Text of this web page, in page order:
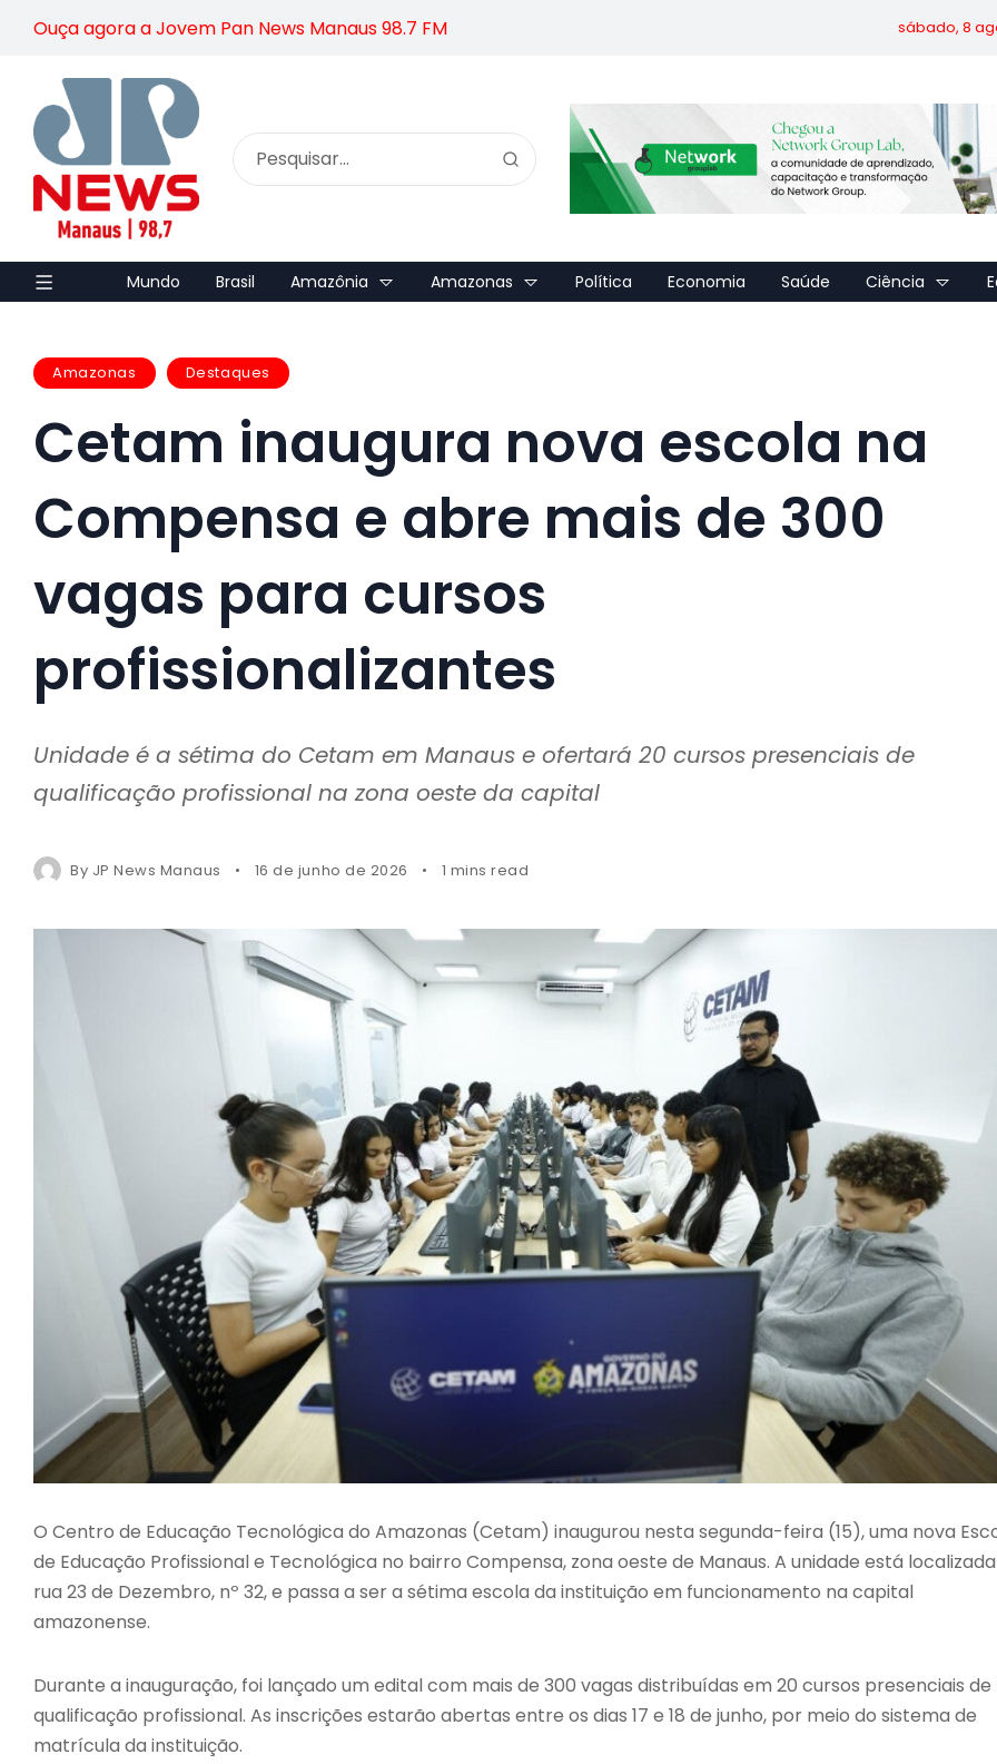
Ouça agora a Jovem Pan News Manaus 98.7 FM sábado, 8
Mundo Brasil Amazônia Amazonas Política Economia Saúde Ciência
Amazonas Destaques
Cetam inaugura nova escola na
Compensa e abre mais de 300
vagas para cursos
profissionalizantes
Unidade é a sétima do Cetam em Manaus e ofertará 20 cursos presenciais de
qualificação profissional na zona oeste da capital
By JP News Manaus 16 de junho de 2026 1 mins read
O Centro de Educação Tecnológica do Amazonas (Cetam) inaugurou nesta segunda-feira (15), uma nova
de Educação Profissional e Tecnológica no bairro Compensa, zona oeste de Manaus. A unidade está
rua 23 de Dezembro, nº 32, e passa a ser a sétima escola da instituição em funcionamento na capital
amazonense.
Durante a inauguração, foi lançado um edital com mais de 300 vagas distribuídas em 20 cursos presenciais de
qualificação profissional. As inscrições estarão abertas entre os dias 17 e 18 de junho, por meio do sistema de
matrícula da instituição.